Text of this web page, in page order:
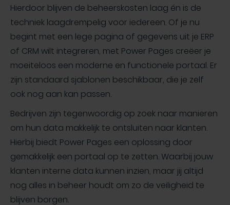
Hierdoor blijven de beheerskosten laag én is de
techniek laagdrempelig voor iedereen. Of je nu
begint met een lege pagina of gegevens uit je ERP
of CRM wilt integreren, met Power Pages creëer je
moeiteloos een moderne en functionele portaal. Er
zijn standaard sjablonen beschikbaar, die je zelf
ook nog aan kan passen.
Bedrijven zijn tegenwoordig op zoek naar manieren
om hun data makkelijk te ontsluiten naar klanten.
Hierbij biedt Power Pages een oplossing door
gemakkelijk een portaal op te zetten. Waarbij jouw
klanten interne data kunnen inzien, maar jij altijd
nog alles in beheer houdt om zo de veiligheid te
blijven borgen.